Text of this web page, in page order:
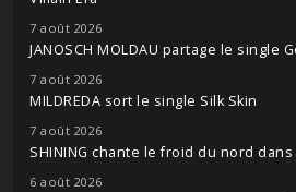
7 août 2026
JANOSCH MOLDAU partage le single
7 août 2026
MILDREDA sort le single Silk Skin
7 août 2026
SHINING chante le froid du nord
6 août 2026